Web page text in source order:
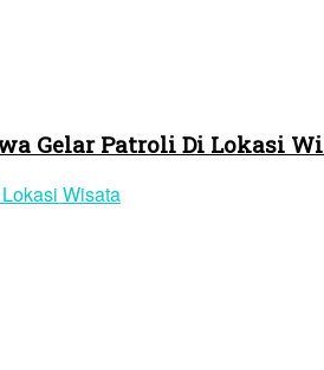
Gelar Patroli Di Lokasi